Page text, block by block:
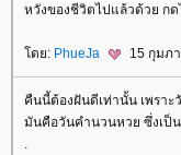
หวังของชีวิตไปแล้วด้วย กด
ดย: PhueJa 15 กุมภ
คืนนี้ต้องฝันดีเท่านั้น เพราะ
มันคือวันคำนวนหวย ซึ่งเป็
.